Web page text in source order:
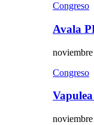
Congreso
Avala
Congreso